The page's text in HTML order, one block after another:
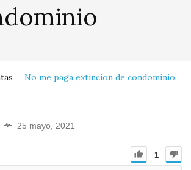
No me paga extincion de condominio
25 mayo, 2021
1